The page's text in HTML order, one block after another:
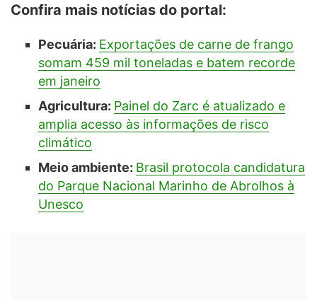
Confira mais notícias do portal:
Pecuária: Exportações de carne de frango
somam 459 mil toneladas e batem recorde
em janeiro
Agricultura: Painel do Zarc é atualizado e
amplia acesso às informações de risco
climático
Meio ambiente: Brasil protocola candidatura
do Parque Nacional Marinho de Abrolhos à
Unesco